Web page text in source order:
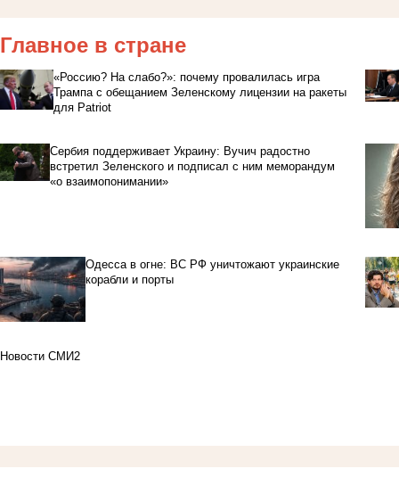
Главное в стране
«Россию? На слабо?»: почему провалилась игра
Трампа с обещанием Зеленскому лицензии на ракеты
для Patriot
Сербия поддерживает Украину: Вучич радостно
встретил Зеленского и подписал с ним меморандум
«о взаимопонимании»
Одесса в огне: ВС РФ уничтожают украинские
корабли и порты
Новости СМИ2